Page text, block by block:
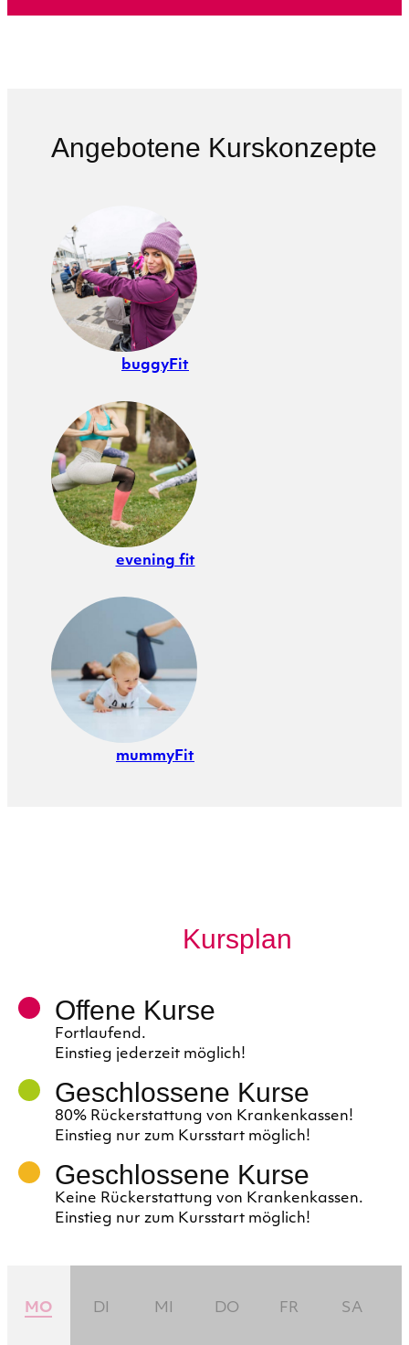
Angebotene Kurskonzepte
buggyFit
evening fit
mummyFit
Kursplan
Offene Kurse
Fortlaufend.
Einstieg jederzeit möglich!
Geschlossene Kurse
80% Rückerstattung von Krankenkassen!
Einstieg nur zum Kursstart möglich!
Geschlossene Kurse
Keine Rückerstattung von Krankenkassen.
Einstieg nur zum Kursstart möglich!
MO DI MI DO FR SA